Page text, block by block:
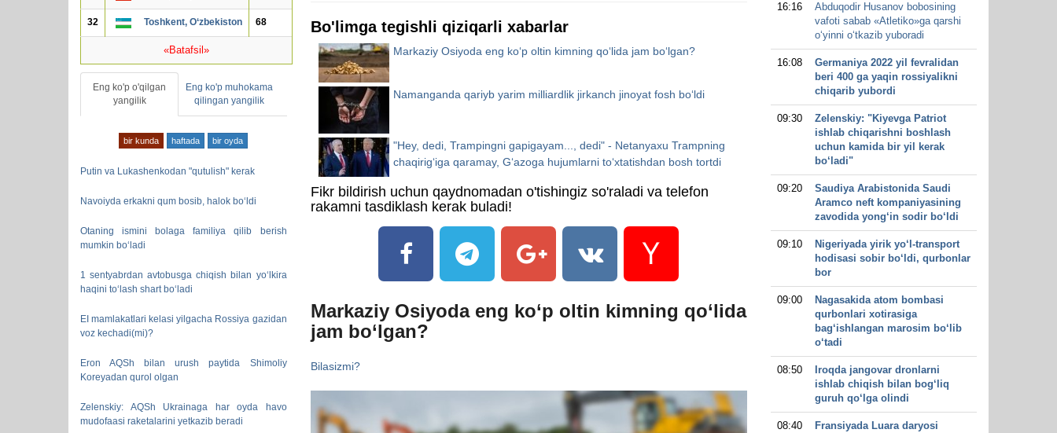
32 Toshkent, O‘zbekiston 68
«Batafsil»
Eng ko'p o'qilgan
yangilik
Eng ko'p muhokama
qilingan yangilik
bir kunda haftada bir oyda
Putin va Lukashenkodan "qutulish" kerak
Navoiyda erkakni qum bosib, halok bo‘ldi
Otaning ismini bolaga familiya qilib berish
mumkin bo‘ladi
1 sentyabrdan avtobusga chiqish bilan yo‘lkira
haqini to‘lash shart bo‘ladi
EI mamlakatlari kelasi yilgacha Rossiya gazidan
voz kechadi(mi)?
Eron AQSh bilan urush paytida Shimoliy
Koreyadan qurol olgan
Zelenskiy: AQSh Ukrainaga har oyda havo
mudofaasi raketalarini yetkazib beradi
Bo'limga tegishli qiziqarli xabarlar
Markaziy Osiyoda eng ko‘p oltin kimning qo‘lida jam bo‘lgan?
Namanganda qariyb yarim milliardlik jirkanch jinoyat fosh bo‘ldi
"Hey, dedi, Trampingni gapigayam..., dedi" - Netanyaxu Trampning
chaqirig‘iga qaramay, G‘azoga hujumlarni to‘xtatishdan bosh tortdi
Fikr bildirish uchun qaydnomadan o'tishingiz so'raladi va telefon
rakamni tasdiklash kerak buladi!
Markaziy Osiyoda eng ko‘p oltin kimning qo‘lida
jam bo‘lgan?
Bilasizmi?
16:16
Abduqodir Husanov bobosining
vafoti sabab «Atletiko»ga qarshi
o‘yinni o‘tkazib yuboradi
16:08
Germaniya 2022 yil fevralidan
beri 400 ga yaqin rossiyalikni
chiqarib yubordi
09:30
Zelenskiy: "Kiyevga Patriot
ishlab chiqarishni boshlash
uchun kamida bir yil kerak
bo‘ladi"
09:20
Saudiya Arabistonida Saudi
Aramco neft kompaniyasining
zavodida yong‘in sodir bo‘ldi
09:10
Nigeriyada yirik yo‘l-transport
hodisasi sobir bo‘ldi, qurbonlar
bor
09:00
Nagasakida atom bombasi
qurbonlari xotirasiga
bag‘ishlangan marosim bo‘lib
o‘tadi
08:50
Iroqda jangovar dronlarni
ishlab chiqish bilan bog‘liq
guruh qo‘lga olindi
08:40
Fransiyada Luara daryosi